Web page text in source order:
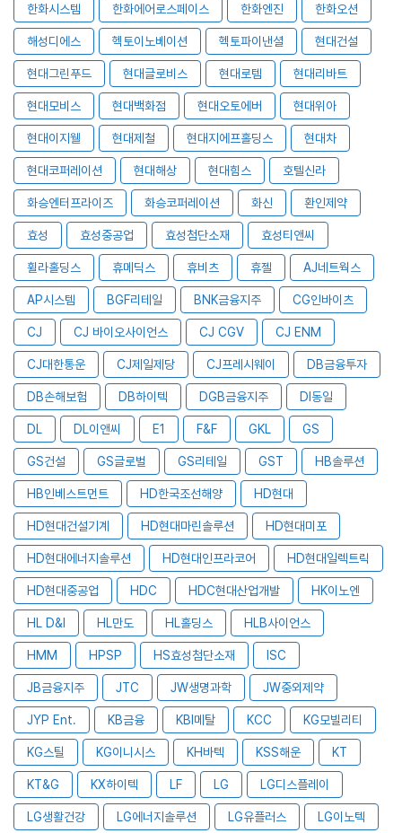
한화시스템 한화에어로스페이스 한화엔진 한화오션
해성디에스 헥토이노베이션 헥토파이낸셜 현대건설
현대그린푸드 현대글로비스 현대로템 현대리바트
현대모비스 현대백화점 현대오토에버 현대위아
현대이지웰 현대제철 현대지에프홀딩스 현대차
현대코퍼레이션 현대해상 현대힘스 호텔신라
화승엔터프라이즈 화승코퍼레이션 화신 환인제약
효성 효성중공업 효성첨단소재 효성티앤씨
휠라홀딩스 휴메딕스 휴비츠 휴젤 AJ네트웍스
AP시스템 BGF리테일 BNK금융지주 CG인바이츠
CJ CJ 바이오사이언스 CJ CGV CJ ENM
CJ대한통운 CJ제일제당 CJ프레시웨이 DB금융투자
DB손해보험 DB하이텍 DGB금융지주 DI동일
DL DL이앤씨 E1 F&F GKL GS
GS건설 GS글로벌 GS리테일 GST HB솔루션
HB인베스트먼트 HD한국조선해양 HD현대
HD현대건설기계 HD현대마린솔루션 HD현대미포
HD현대에너지솔루션 HD현대인프라코어 HD현대일렉트릭
HD현대중공업 HDC HDC현대산업개발 HK이노엔
HL D&I HL만도 HL홀딩스 HLB사이언스
HMM HPSP HS효성첨단소재 ISC
JB금융지주 JTC JW생명과학 JW중외제약
JYP Ent. KB금융 KBI메탈 KCC KG모빌리티
KG스틸 KG이니시스 KH바텍 KSS해운 KT
KT&G KX하이텍 LF LG LG디스플레이
LG생활건강 LG에너지솔루션 LG유플러스 LG이노텍